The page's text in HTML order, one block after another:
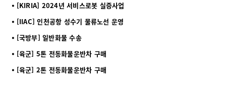
⦁ [KIRIA] 2024년 서비스로봇 실증사업
⦁ [IIAC] 인천공항 성수기 물류노선 운영
⦁ [국방부] 일반화물 수송
⦁ [육군] 5톤 전동화물운반차 구매
⦁ [육군] 2톤 전동화물운반차 구매